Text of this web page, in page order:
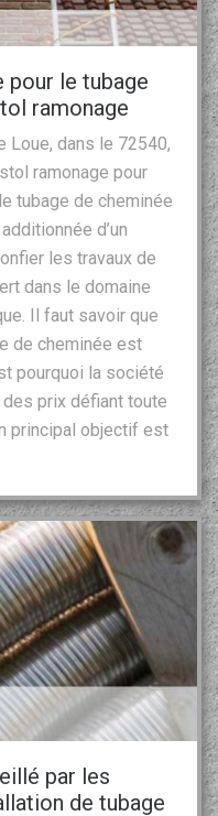
pour le tubage
ramonage
Loue, dans le 72540,
ramonage pour
tubage de cheminée
d’un
les travaux de
dans le domaine
Il faut savoir que
de cheminée est
pourquoi la société
prix défiant toute
principal objectif est
par les
de tubage